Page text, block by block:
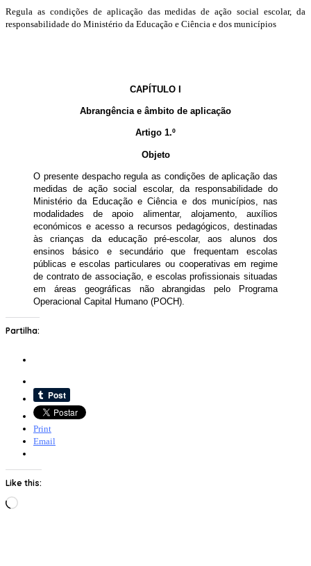
Regula as condições de aplicação das medidas de ação social escolar, da
responsabilidade do Ministério da Educação e Ciência e dos municípios
CAPÍTULO I
Abrangência e âmbito de aplicação
Artigo 1.º
Objeto
O presente despacho regula as condições de aplicação das
medidas de ação social escolar, da responsabilidade do
Ministério da Educação e Ciência e dos municípios, nas
modalidades de apoio alimentar, alojamento, auxílios
económicos e acesso a recursos pedagógicos, destinadas
às crianças da educação pré-escolar, aos alunos dos
ensinos básico e secundário que frequentam escolas
públicas e escolas particulares ou cooperativas em regime
de contrato de associação, e escolas profissionais situadas
em áreas geográficas não abrangidas pelo Programa
Operacional Capital Humano (POCH).
Partilha:
Print
Email
Like this:
Loading…